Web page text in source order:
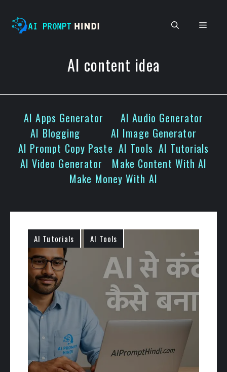
content
Menu
AI content idea
AI Apps Generator
AI Audio Generator
AI Blogging
AI Image Generator
AI Prompt Copy Paste AI Tools AI Tutorials
AI Video Generator
Make Content With AI
Make Money With AI
AI Tutorials AI Tools